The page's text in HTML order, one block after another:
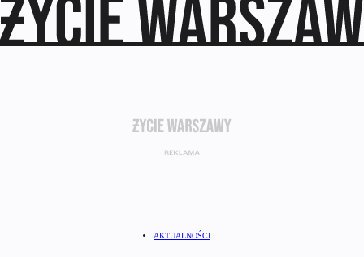
AKTUALNOŚCI